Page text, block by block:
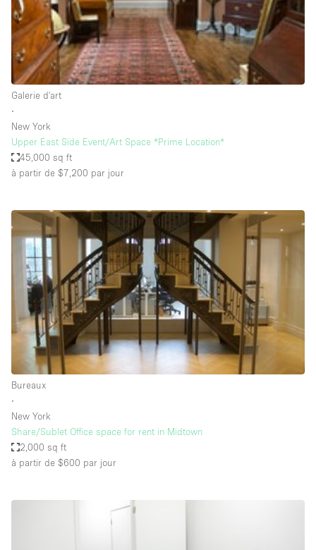
Container
Entrepôt / Espace Stockage / Box
Espace Atypique / Unique
Espace Créatif
Espace Événementiel
Galerie d'art
Lobby / Accueil
Maison / Villa / Hôtel Particulier
Restaurant / Bar / Café
Rooftop
Salle
Salle de Conférence
Salle de Réunion
Studio Photo / Tournage
Étal de Marché
Caractéristiques de l'espace
Galerie d'art
∙
New York
Upper East Side Event/Art Space *Prime Location*
45,000 sq ft
à partir de $7,200 par jour
Bureaux
∙
New York
Share/Sublet Office space for rent in Midtown
2,000 sq ft
à partir de $600 par jour